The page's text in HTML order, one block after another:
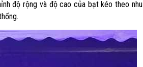
độ rộng và độ cao của bạt kéo theo nhu